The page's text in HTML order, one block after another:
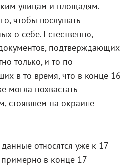
улицам и площадям.
чтобы послушать
о себе. Естественно,
подтверждающих
только, и то по
в то время, что в конце 16
могла похвастать
стоявшем на окраине
относятся уже к 17
примерно в конце 17